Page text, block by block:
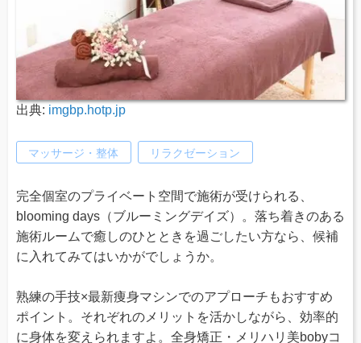
出典: imgbp.hotp.jp
マッサージ・整体 リラクゼーション
完全個室のプライベート空間で施術が受けられる、
blooming days（ブルーミングデイズ）。落ち着きのある
施術ルームで癒しのひとときを過ごしたい方なら、候補
に入れてみてはいかがでしょうか。
熟練の手技×最新痩身マシンでのアプローチもおすすめ
ポイント。それぞれのメリットを活かしながら、効率的
に身体を変えられますよ。全身矯正・メリハリ美bobyコ